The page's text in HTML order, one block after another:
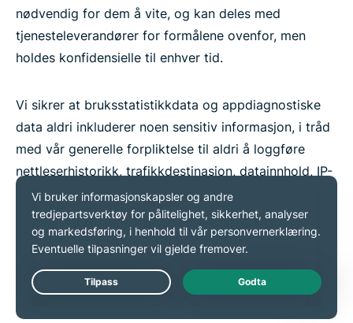
nødvendig for dem å vite, og kan deles med
tjenesteleverandører for formålene ovenfor, men
holdes konfidensielle til enhver tid.
Vi sikrer at bruksstatistikkdata og appdiagnostiske
data aldri inkluderer noen sensitiv informasjon, i tråd
med vår generelle forpliktelse til aldri å loggføre
nettleserhistorikk, trafikkdestinasjon, datainnhold, IP-
adresser eller DNS-spørringer.
Når det gjelder VPN-bruksstatistikk, betyr vårt
Live Chat